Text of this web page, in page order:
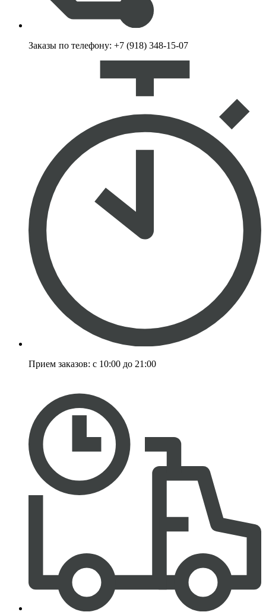
Заказы по телефону: +7 (918) 348-15-07
Прием заказов: с 10:00 до 21:00